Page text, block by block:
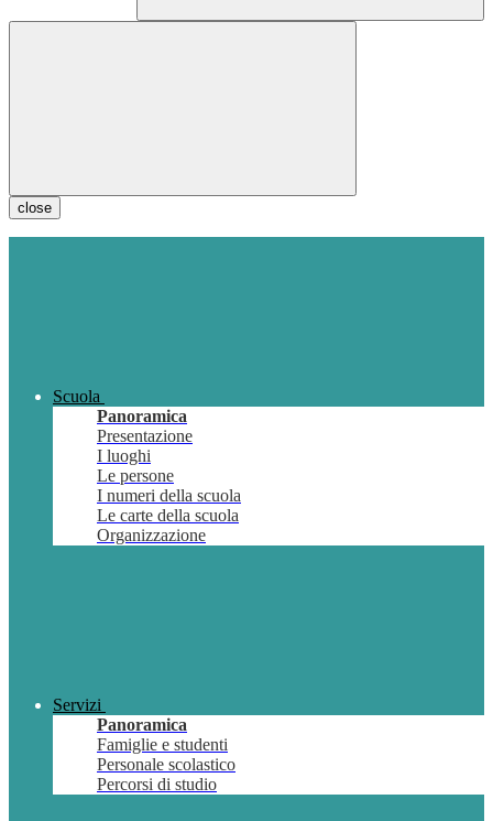
close
Scuola
Panoramica
Presentazione
I luoghi
Le persone
I numeri della scuola
Le carte della scuola
Organizzazione
Servizi
Panoramica
Famiglie e studenti
Personale scolastico
Percorsi di studio